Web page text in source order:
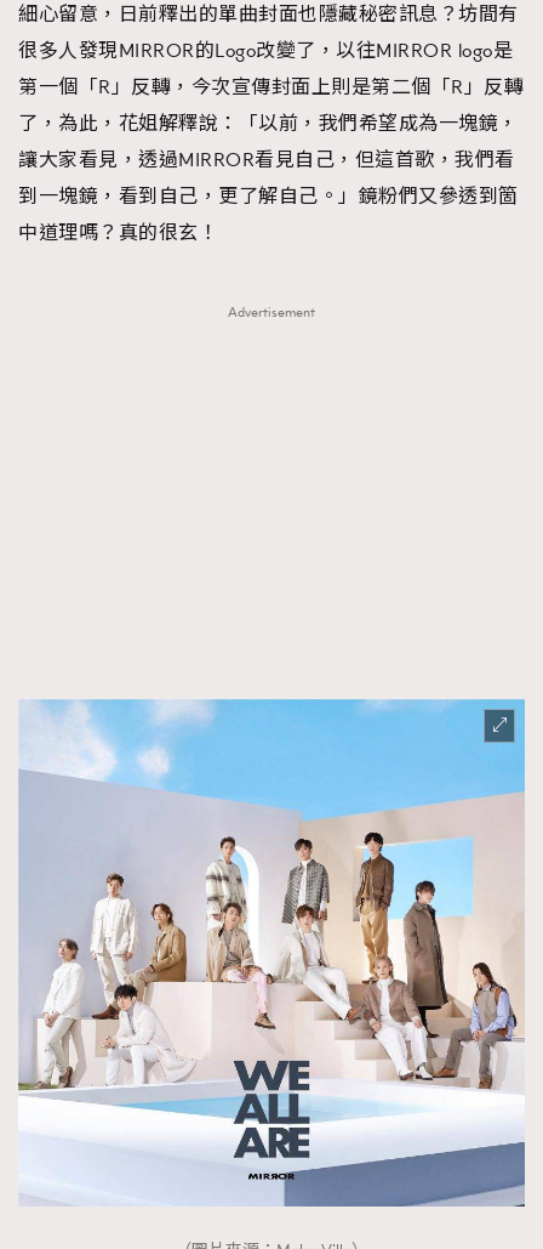
細心留意，日前釋出的單曲封面也隱藏秘密訊息？坊間有
很多人發現MIRROR的Logo改變了，以往MIRROR logo是
第一個「R」反轉，今次宣傳封面上則是第二個「R」反轉
了，為此，花姐解釋說：「以前，我們希望成為一塊鏡，
讓大家看見，透過MIRROR看見自己，但這首歌，我們看
到一塊鏡，看到自己，更了解自己。」鏡粉們又參透到箇
中道理嗎？真的很玄！
Advertisement